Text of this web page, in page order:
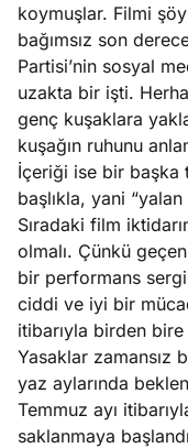
Ağustos
4, 2026
umutlu
ister
koymuşlar. Filmi
bağımsız son
Partisi’nin sosyal
uzakta bir işti.
genç kuşaklara
kuşağın ruhunu
İçeriği ise bir başka
başlıkla, yani
Sıradaki film
olmalı. Çünkü
bir performans
ciddi ve iyi bir
itibarıyla birden bire
Yasaklar zamansız
yaz aylarında
Temmuz ayı
saklanmaya